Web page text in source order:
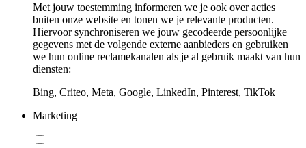
Met jouw toestemming informeren we je ook over acties
buiten onze website en tonen we je relevante producten.
Hiervoor synchroniseren we jouw gecodeerde persoonlijke
gegevens met de volgende externe aanbieders en gebruiken
we hun online reclamekanalen als je al gebruik maakt van hun
diensten:
Bing, Criteo, Meta, Google, LinkedIn, Pinterest, TikTok
Marketing